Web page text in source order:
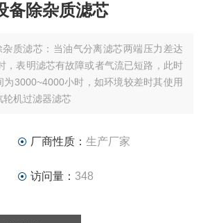
备除杂质滤芯
质滤芯：当油气分离滤芯两端压力差达
，表明滤芯有故障或者气流已短路，此时
3000~4000小时，如环境较差时其使用
轮机过滤器滤芯
厂商性质： 生产厂家
访问量： 348